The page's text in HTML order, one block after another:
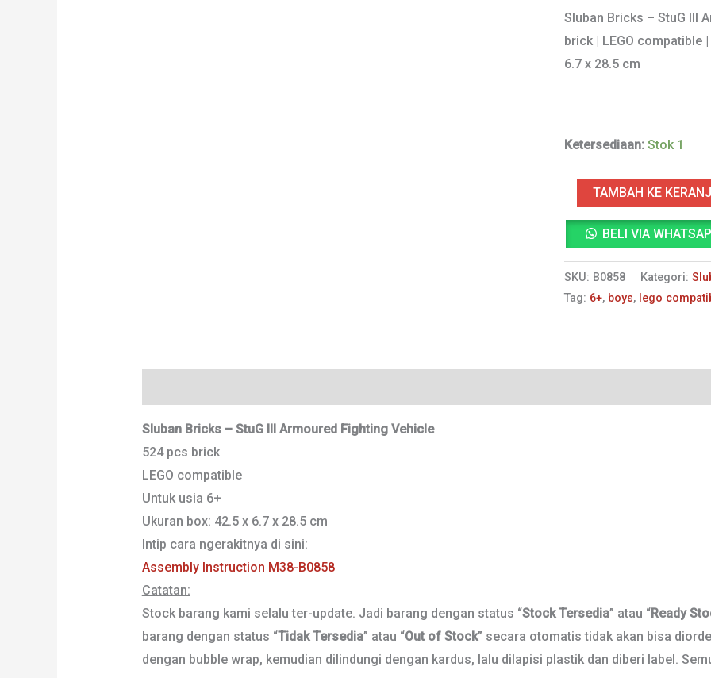
Sluban Bricks – StuG III
brick | LEGO compatible
6.7 x 28.5 cm
Ketersediaan: Stok 1
Kuantitas
Sluban
Bricks
-
StuG
III
Vehicle
TAMBAH KE
BELI VIA
SKU: B0858 Kategori:
Tag: 6+, boys, lego
Sluban Bricks – StuG III Armoured Fighting Vehicle
524 pcs brick
LEGO compatible
Untuk usia 6+
Ukuran box: 42.5 x 6.7 x 28.5 cm
Intip cara ngerakitnya di sini:
Assembly Instruction M38-B0858
Catatan:
Stock barang kami selalu ter-update. Jadi barang dengan status “Stock Tersedia” atau “Ready
barang dengan status “Tidak Tersedia” atau “Out of Stock” secara otomatis tidak akan bisa
dengan bubble wrap, kemudian dilindungi dengan kardus, lalu dilapisi plastik dan diberi label.